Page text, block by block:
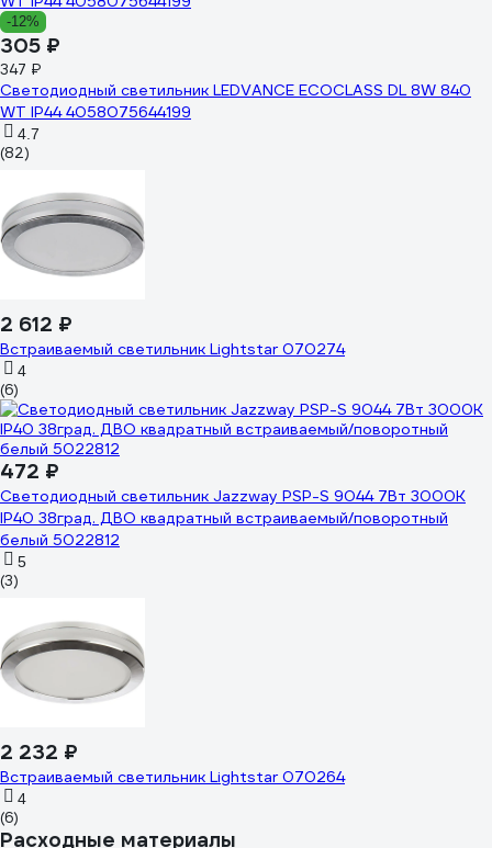
-12%
305 ₽
347 ₽
Светодиодный светильник LEDVANCE ECOCLASS DL 8W 840
WT IP44 4058075644199
4.7
(82)
2 612 ₽
Встраиваемый светильник Lightstar 070274
4
(6)
472 ₽
Светодиодный светильник Jazzway PSP-S 9044 7Вт 3000К
IP40 38град. ДВО квадратный встраиваемый/поворотный
белый 5022812
5
(3)
2 232 ₽
Встраиваемый светильник Lightstar 070264
4
(6)
Расходные материалы